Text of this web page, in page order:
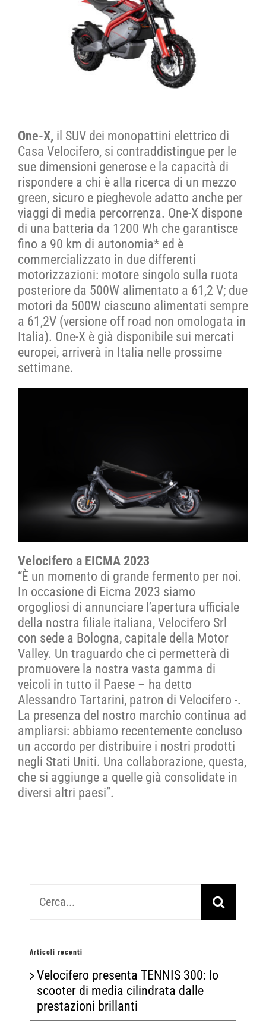
One-X, il SUV dei monopattini elettrico di
Casa Velocifero, si contraddistingue per le
sue dimensioni generose e la capacità di
rispondere a chi è alla ricerca di un mezzo
green, sicuro e pieghevole adatto anche per
viaggi di media percorrenza. One-X dispone
di una batteria da 1200 Wh che garantisce
fino a 90 km di autonomia* ed è
commercializzato in due differenti
motorizzazioni: motore singolo sulla ruota
posteriore da 500W alimentato a 61,2 V; due
motori da 500W ciascuno alimentati sempre
a 61,2V (versione off road non omologata in
Italia). One-X è già disponibile sui mercati
europei, arriverà in Italia nelle prossime
settimane.
Velocifero a EICMA 2023
“È un momento di grande fermento per noi.
In occasione di Eicma 2023 siamo
orgogliosi di annunciare l’apertura ufficiale
della nostra filiale italiana, Velocifero Srl
con sede a Bologna, capitale della Motor
Valley. Un traguardo che ci permetterà di
promuovere la nostra vasta gamma di
veicoli in tutto il Paese – ha detto
Alessandro Tartarini, patron di Velocifero -.
La presenza del nostro marchio continua ad
ampliarsi: abbiamo recentemente concluso
un accordo per distribuire i nostri prodotti
negli Stati Uniti. Una collaborazione, questa,
che si aggiunge a quelle già consolidate in
diversi altri paesi”.
per:
Articoli recenti
Velocifero presenta TENNIS 300: lo
scooter di media cilindrata dalle
prestazioni brillanti